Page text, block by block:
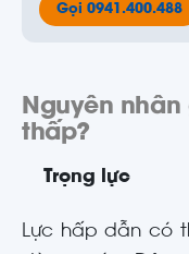
Gọi 0941.400.488
Nguyên
thấp?
Trọng lực
Lực hấp dẫn có